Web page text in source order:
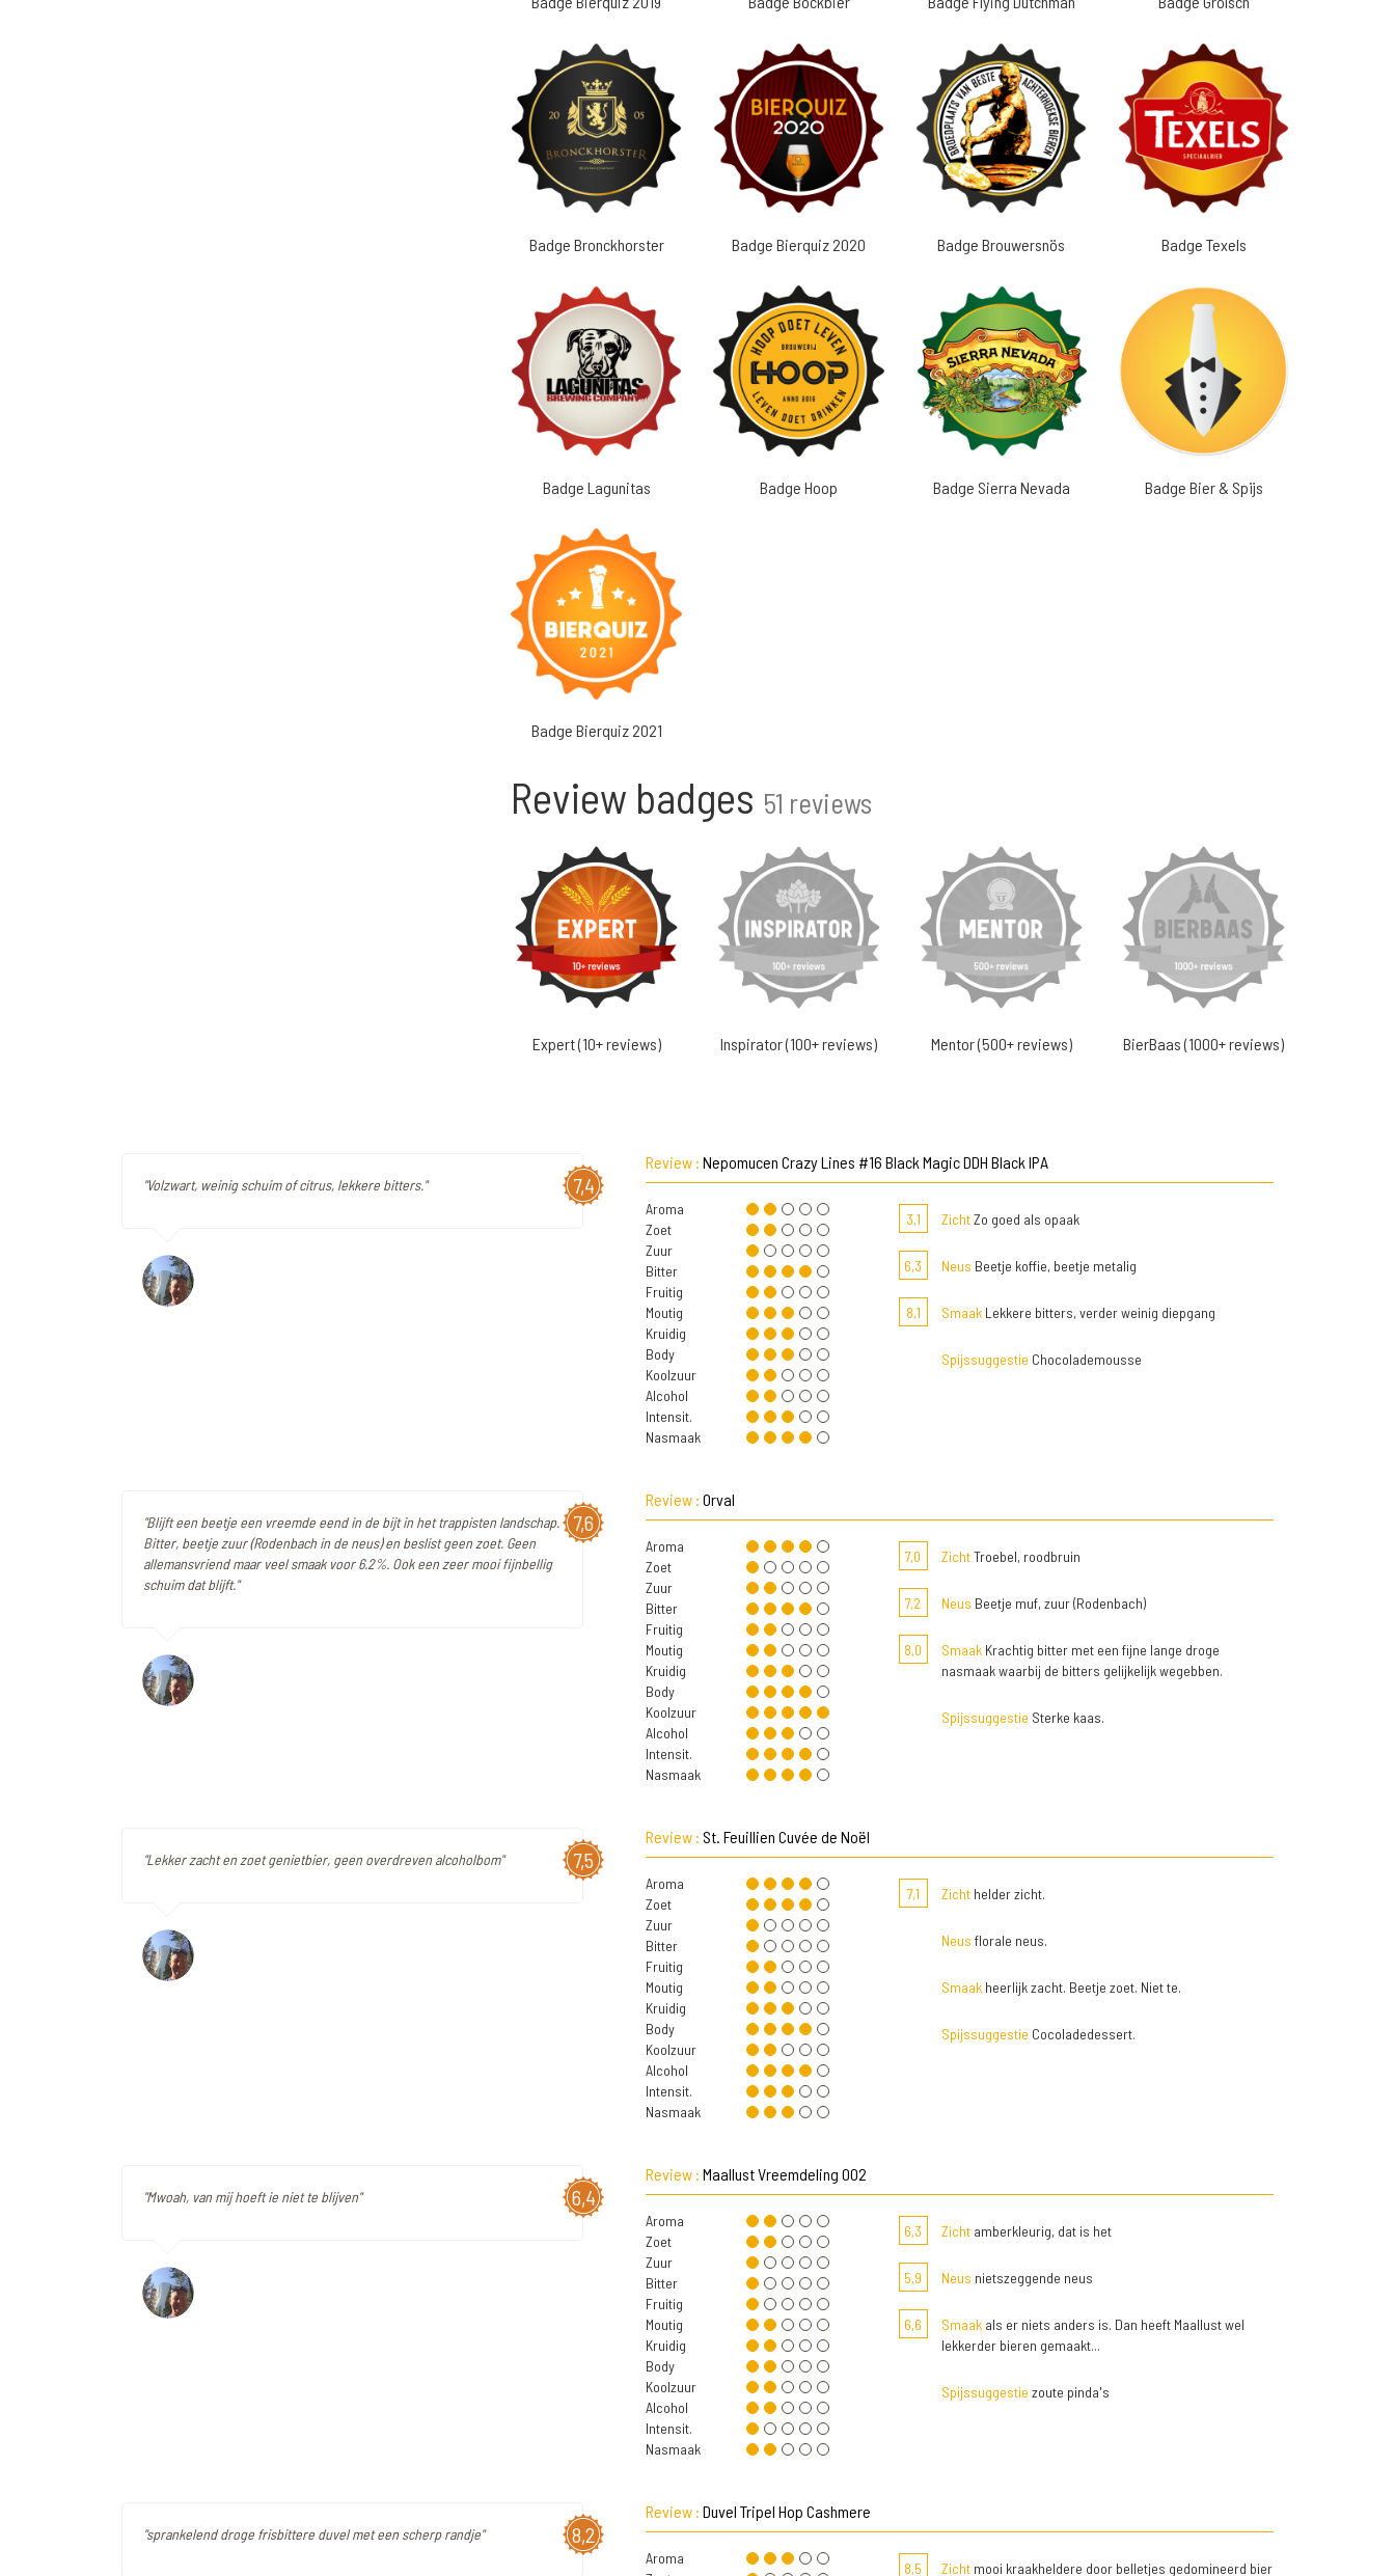
Badge Bronckhorster Badge Bierquiz 2020 Badge Brouwersnös Badge Texels
Badge Lagunitas Badge Hoop Badge Sierra Nevada Badge Bier & Spijs
Badge Bierquiz 2021
Review badges 51 reviews
Expert (10+ reviews) Inspirator (100+ reviews) Mentor (500+ reviews) BierBaas (1000+ reviews)
7,4
"Volzwart, weinig schuim of citrus, lekkere bitters."
Review : Nepomucen Crazy Lines #16 Black Magic DDH Black IPA
Aroma
Zoet
Zuur
Bitter
Fruitig
Moutig
Kruidig
Body
Koolzuur
Alcohol
Intensit.
Nasmaak
3,1 ZichtZo goed als opaak
6,3 Neus Beetje koffie, beetje metalig
8,1 SmaakLekkere bitters, verder weinig diepgang
Spijssuggestie Chocolademousse
7,6
"Blijft een beetje een vreemde eend in de bijt in het trappisten landschap.
Bitter, beetje zuur (Rodenbach in de neus) en beslist geen zoet. Geen
allemansvriend maar veel smaak voor 6.2%. Ook een zeer mooi fijnbellig
schuim dat blijft."
Review : Orval
Aroma
Zoet
Zuur
Bitter
Fruitig
Moutig
Kruidig
Body
Koolzuur
Alcohol
Intensit.
Nasmaak
7,0 ZichtTroebel, roodbruin
7,2 Neus Beetje muf, zuur (Rodenbach)
8,0 SmaakKrachtig bitter met een fijne lange droge
nasmaak waarbij de bitters gelijkelijk wegebben.
Spijssuggestie Sterke kaas.
7,5
"Lekker zacht en zoet genietbier, geen overdreven alcoholbom"
Review : St. Feuillien Cuvée de Noël
Aroma
Zoet
Zuur
Bitter
Fruitig
Moutig
Kruidig
Body
Koolzuur
Alcohol
Intensit.
Nasmaak
7,1 Zichthelder zicht.
Neus florale neus.
Smaakheerlijk zacht. Beetje zoet. Niet te.
Spijssuggestie Cocoladedessert.
6,4
"Mwoah, van mij hoeft ie niet te blijven"
Review : Maallust Vreemdeling 002
Aroma
Zoet
Zuur
Bitter
Fruitig
Moutig
Kruidig
Body
Koolzuur
Alcohol
Intensit.
Nasmaak
6,3 Zichtamberkleurig, dat is het
5,9 Neus nietszeggende neus
6,6 Smaakals er niets anders is. Dan heeft Maallust wel
lekkerder bieren gemaakt...
Spijssuggestie zoute pinda's
8,2
"sprankelend droge frisbittere duvel met een scherp randje"
Review : Duvel Tripel Hop Cashmere
Aroma
8,5 Zichtmooi kraakheldere door belletjes gedomineerd bier